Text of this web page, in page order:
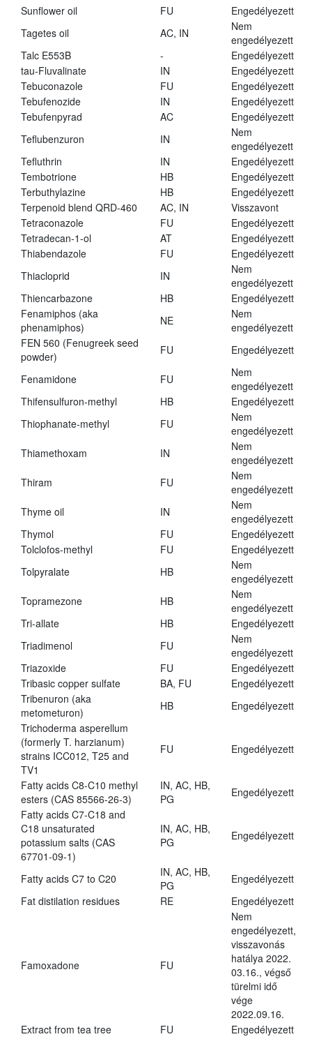
Sunflower oil FU
Engedélyezett
Tagetes oil
AC, IN
Nem
engedélyezett
Talc E553B
-
Engedélyezett
tau-Fluvalinate
IN
Engedélyezett
Tebuconazole
FU
Engedélyezett
Tebufenozide
IN
Engedélyezett
Tebufenpyrad
AC
Engedélyezett
Teflubenzuron
IN
Nem
engedélyezett
Tefluthrin
IN
Engedélyezett
Tembotrione
HB
Engedélyezett
Terbuthylazine
HB
Engedélyezett
Terpenoid blend QRD-460
AC, IN
Visszavont
Tetraconazole
FU
Engedélyezett
Tetradecan-1-ol
AT
Engedélyezett
Thiabendazole
FU
Engedélyezett
Thiacloprid
IN
Nem
engedélyezett
Thiencarbazone
HB
Engedélyezett
Fenamiphos (aka
phenamiphos)
NE
Nem
engedélyezett
FEN 560 (Fenugreek seed
powder)
FU Engedélyezett
Fenamidone FU
Nem
engedélyezett
Thifensulfuron-methyl
HB
Engedélyezett
Thiophanate-methyl
FU
Nem
engedélyezett
Thiamethoxam
IN
Nem
engedélyezett
Thiram
FU
Nem
engedélyezett
Thyme oil
IN
Nem
engedélyezett
Thymol
FU
Engedélyezett
Tolclofos-methyl
FU
Engedélyezett
Tolpyralate
HB
Nem
engedélyezett
Topramezone
HB
Nem
engedélyezett
Tri-allate
HB
Engedélyezett
Triadimenol
FU
Nem
engedélyezett
Triazoxide
FU
Engedélyezett
Tribasic copper sulfate
BA, FU
Engedélyezett
Tribenuron (aka
metometuron)
HB
Engedélyezett
Trichoderma asperellum
(formerly T. harzianum)
strains ICC012, T25 and
TV1
FU Engedélyezett
Fatty acids C8-C10 methyl
esters (CAS 85566-26-3)
IN, AC, HB,
PG
Engedélyezett
Fatty acids C7-C18 and
C18 unsaturated
potassium salts (CAS
67701-09-1)
IN, AC, HB,
PG
Engedélyezett
Fatty acids C7 to C20
IN, AC, HB,
PG
Engedélyezett
Fat distilation residues
RE Engedélyezett
Famoxadone FU
Nem
engedélyezett,
visszavonás
hatálya 2022.
03.16., végső
türelmi idő
vége
2022.09.16.
Extract from tea tree
FU
Engedélyezett